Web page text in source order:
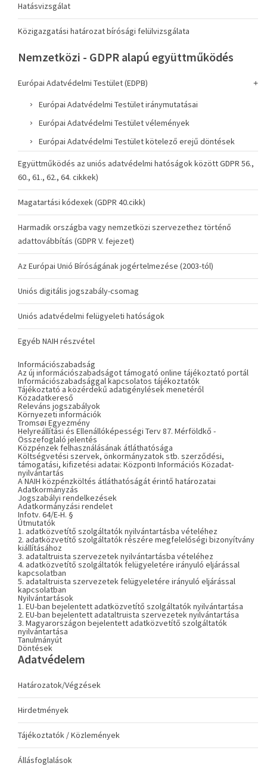
Hatásvizsgálat
Közigazgatási határozat bírósági felülvizsgálata
Nemzetközi - GDPR alapú együttműködés
Európai Adatvédelmi Testület (EDPB)
Európai Adatvédelmi Testület iránymutatásai
Európai Adatvédelmi Testület vélemények
Európai Adatvédelmi Testület kötelező erejű döntések
Együttműködés az uniós adatvédelmi hatóságok között GDPR 56.,
60., 61., 62., 64. cikkek)
Magatartási kódexek (GDPR 40.cikk)
Harmadik országba vagy nemzetközi szervezethez történő
adattovábbítás (GDPR V. fejezet)
Az Európai Unió Bíróságának jogértelmezése (2003-tól)
Uniós digitális jogszabály-csomag
Uniós adatvédelmi felügyeleti hatóságok
Egyéb NAIH részvétel
Információszabadság
Az új információszabadságot támogató online tájékoztató portál
Információszabadsággal kapcsolatos tájékoztatók
Tájékoztató a közérdekű adatigénylések menetéről
Közadatkereső
Releváns jogszabályok
Környezeti információk
Tromsøi Egyezmény
Helyreállítási és Ellenállóképességi Terv 87. Mérföldkő -
Összefoglaló jelentés
Közpénzek felhasználásának átláthatósága
Költségvetési szervek, önkormányzatok stb. szerződési,
támogatási, kifizetési adatai: Központi Információs Közadat-
nyilvántartás
A NAIH közpénzköltés átláthatóságát érintő határozatai
Adatkormányzás
Jogszabályi rendelkezések
Adatkormányzási rendelet
Infotv. 64/E-H. §
Útmutatók
1. adatközvetítő szolgáltatók nyilvántartásba vételéhez
2. adatközvetítő szolgáltatók részére megfelelőségi bizonyítvány
kiállításához
3. adataltruista szervezetek nyilvántartásba vételéhez
4. adatközvetítő szolgáltatók felügyeletére irányuló eljárással
kapcsolatban
5. adataltruista szervezetek felügyeletére irányuló eljárással
kapcsolatban
Nyilvántartások
1. EU-ban bejelentett adatközvetítő szolgáltatók nyilvántartása
2. EU-ban bejelentett adataltruista szervezetek nyilvántartása
3. Magyarországon bejelentett adatközvetítő szolgáltatók
nyilvántartása
Tanulmányút
Döntések
Adatvédelem
Határozatok/Végzések
Hirdetmények
Tájékoztatók / Közlemények
Állásfoglalások